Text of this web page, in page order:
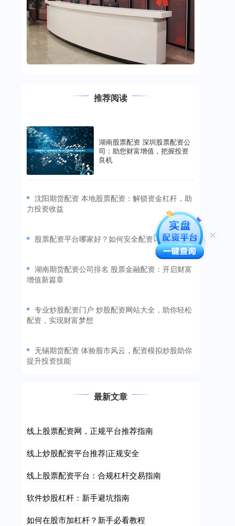
推荐阅读
湖南股票配资 深圳股票配资公
司：助您财富增值，把握投资
良机
​沈阳期货配资 本地股票配资：解锁资金杠杆，助
力投资收益
​股票配资平台哪家好？如何安全配资详解
​湖南期货配资公司排名 股票金融配资：开启财富
增值新篇章
​专业炒股配资门户 炒股配资网站大全，助你轻松
配资，实现财富梦想
​无锡期货配资 体验股市风云，配资模拟炒股助你
提升投资技能
最新文章
线上股票配资网，正规平台推荐指南
线上炒股配资平台推荐|正规安全
线上股票配资平台：合规杠杆交易指南
软件炒股杠杆：新手避坑指南
如何在股市加杠杆？新手必看教程